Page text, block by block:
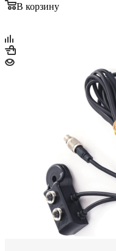
В корзину